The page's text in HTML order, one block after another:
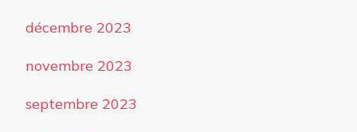
décembre 2023
novembre 2023
septembre 2023